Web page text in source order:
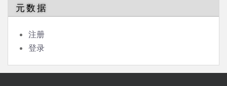
元数据
注册
登录